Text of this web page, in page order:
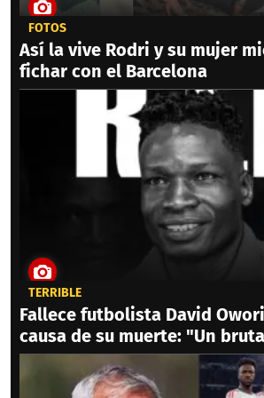
FOTOS
Así la vive Rodri y su mujer
fichar con el Barcelona
TERRIBLE
Fallece futbolista David
causa de su muerte: "Un